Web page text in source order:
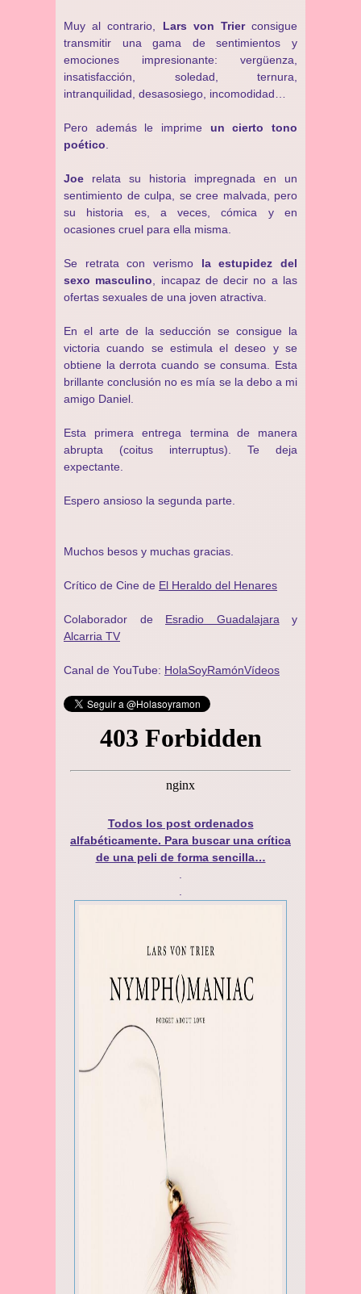
Muy al contrario, Lars von Trierconsigue
transmitir una gama de sentimientos y
emociones impresionante: vergüenza,
insatisfacción, soledad, ternura,
intranquilidad, desasosiego, incomodidad…
Pero además le imprime un cierto tono
poético
Joe relata su historia impregnada en un
sentimiento de culpa, se cree malvada, pero
su historia es, a veces, cómica y en
ocasiones cruel para ella misma.
Se retrata con verismo la estupidez del
sexo masculino , incapaz de decir no a las
ofertas sexuales de una joven atractiva.
En el arte de la seducción se consigue la
victoria cuando se estimula el deseo y se
obtiene la derrota cuando se consuma. Esta
brillante conclusión no es mía se la debo a mi
amigo Daniel.
Esta primera entrega termina de manera
abrupta (coitus interruptus). Te deja
expectante.
Espero ansioso la segunda parte.
Muchos besos y muchas gracias.
Crítico de Cine de El Heraldo del Henares
Colaborador de Esradio Guadalajara y
Alcarria TV
Canal de YouTube: HolaSoyRamónVídeos
Todos los post ordenados
alfabéticamente. Para buscar una crítica
de una peli de forma sencilla…